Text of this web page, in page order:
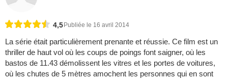
4,5 Publiée le 16 avril 2014
La série était particulièrement prenante et réussie. Ce film est un
thriller de haut vol où les coups de poings font saigner, où les
bastos de 11.43 démolissent les vitres et les portes de voitures,
où les chutes de 5 mètres amochent les personnes qui en sont